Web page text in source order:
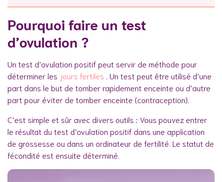
Pourquoi faire un test
d’ovulation ?
Un test d’ovulation positif peut servir de méthode pour
déterminer les jours fertiles . Un test peut être utilisé d’une
part dans le but de tomber rapidement enceinte ou d’autre
part pour éviter de tomber enceinte (contraception).
C’est simple et sûr avec divers outils : Vous pouvez entrer
le résultat du test d’ovulation positif dans une application
de grossesse ou dans un ordinateur de fertilité. Le statut de
fécondité est ensuite déterminé.